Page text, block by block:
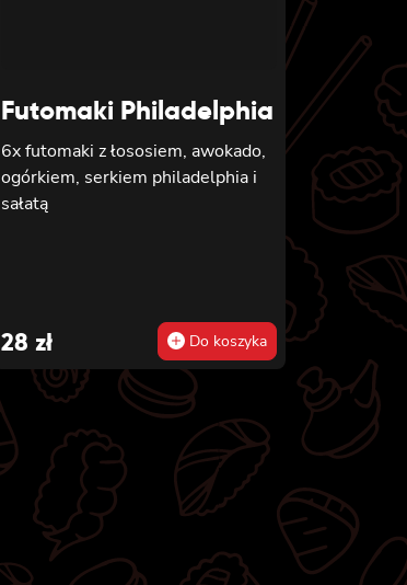
Futomaki Philadelphia
6x futomaki z łososiem, awokado,
ogórkiem, serkiem philadelphia i
sałatą
28 zł Do koszyka